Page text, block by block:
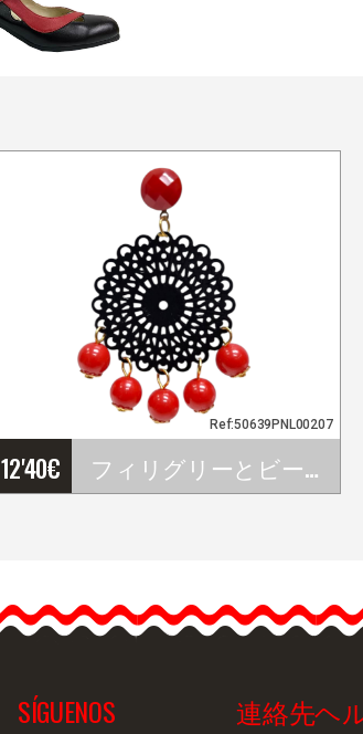
12'40€ フィリグリーとビーズ付きのラウンドメタルフラメンコイヤリング
Ref:50639PNL00207
SÍGUENOS
連絡先ヘ